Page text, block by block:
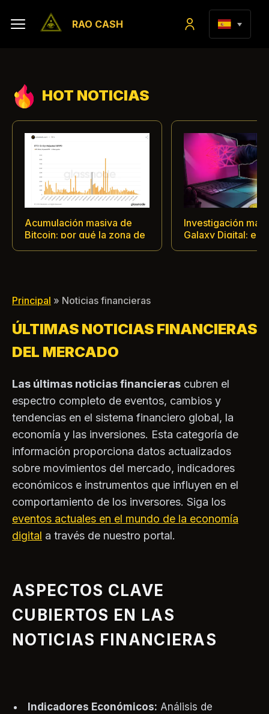
RAO CASH
HOT NOTICIAS
Acumulación masiva de
Bitcoin: por qué la zona de
Investigación
Galaxy Digital: el
Principal » Noticias financieras
ÚLTIMAS NOTICIAS FINANCIERAS
DEL MERCADO
Las últimas noticias financieras cubren el
espectro completo de eventos, cambios y
tendencias en el sistema financiero global, la
economía y las inversiones. Esta categoría de
información proporciona datos actualizados
sobre movimientos del mercado, indicadores
económicos e instrumentos que influyen en el
comportamiento de los inversores. Siga los
eventos actuales en el mundo de la economía
digital a través de nuestro portal.
ASPECTOS CLAVE
CUBIERTOS EN LAS
NOTICIAS FINANCIERAS
Indicadores Económicos: Análisis de